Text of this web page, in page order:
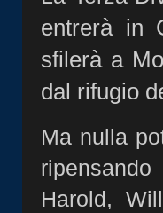
entrerà in
sfilerà a
dal rifugio
Ma nulla
Harold,